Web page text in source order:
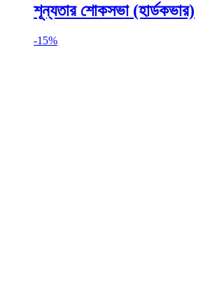
শূন্যতার শোকসভা (হার্ডকভার)
-15%